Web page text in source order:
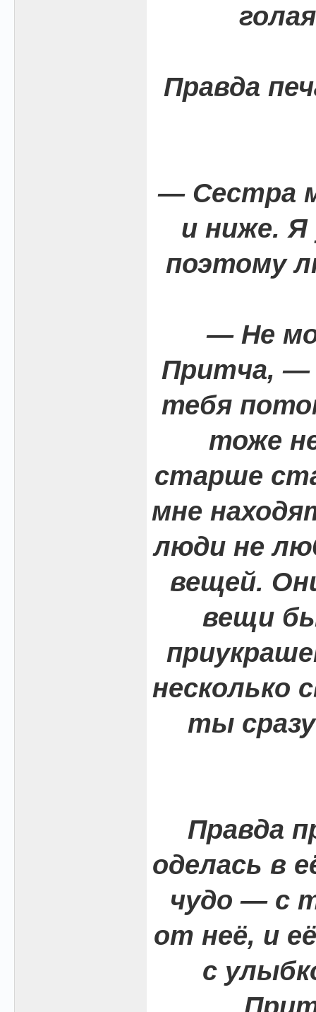
Правда
— Сестра
и ниже. Я
поэтому
— Не
Притча, —
тебя
тоже
старше
мне
люди не
вещей.
вещи
несколько
ты
Правда
оделась в
чудо — с
от неё, и
с